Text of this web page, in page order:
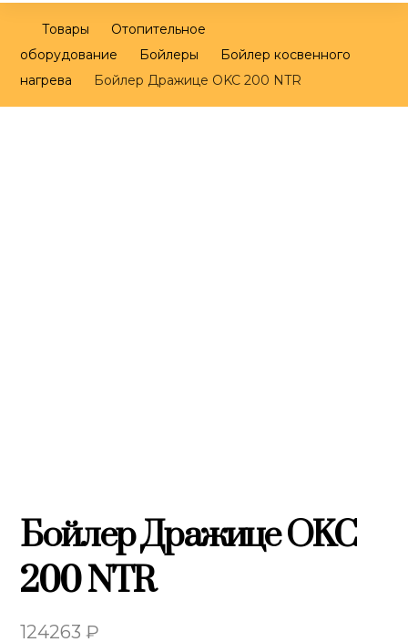
Товары
Отопительное
оборудование
Бойлеры
Бойлер косвенного
нагрева
Бойлер Дражице OKC 200 NTR
Бойлер Дражице OKC
200 NTR
124263₽